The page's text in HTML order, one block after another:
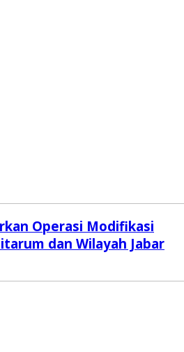
Operasi Modifikasi
dan Wilayah Jabar